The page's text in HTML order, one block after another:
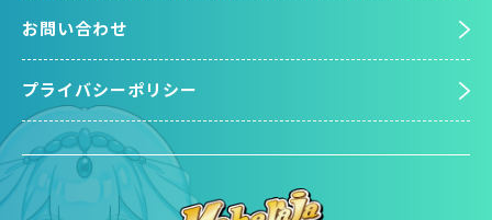
お問い合わせ
プライバシーポリシー